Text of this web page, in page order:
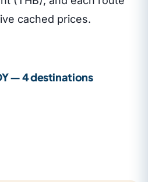
cached prices.
— 4 destinations